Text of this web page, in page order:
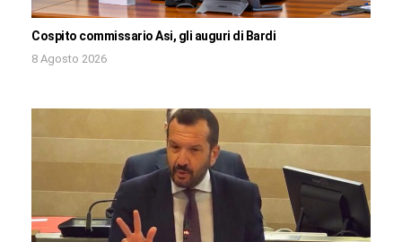
Cospito commissario Asi, gli auguri di Bardi
8 Agosto 2026